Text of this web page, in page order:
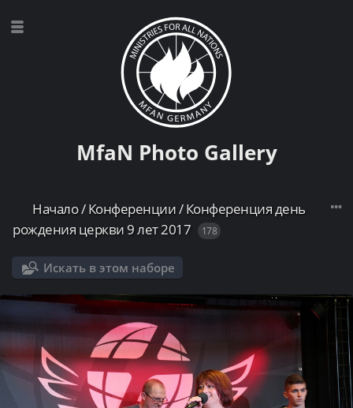
MfaN Photo Gallery
Начало/Конференции/Конференция день
рождения церкви 9 лет 2017
178
Искать в этом наборе